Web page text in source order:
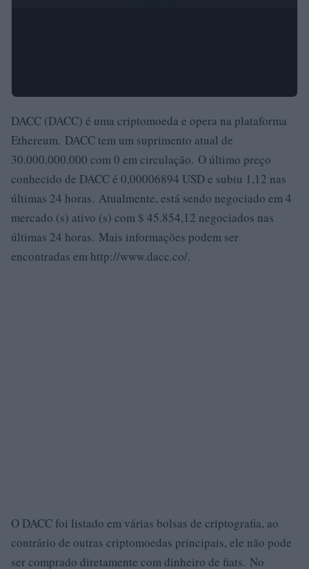
DACC (DACC) é uma criptomoeda e opera na plataforma
Ethereum. DACC tem um suprimento atual de
30.000.000.000 com 0 em circulação. O último preço
conhecido de DACC é 0,00006894 USD e subiu 1,12 nas
últimas 24 horas. Atualmente, está sendo negociado em 4
mercado (s) ativo (s) com $ 45.854,12 negociados nas
últimas 24 horas. Mais informações podem ser
encontradas em http://www.dacc.co/.
O DACC foi listado em várias bolsas de criptografia, ao
contrário de outras criptomoedas principais, ele não pode
ser comprado diretamente com dinheiro de fiats. No